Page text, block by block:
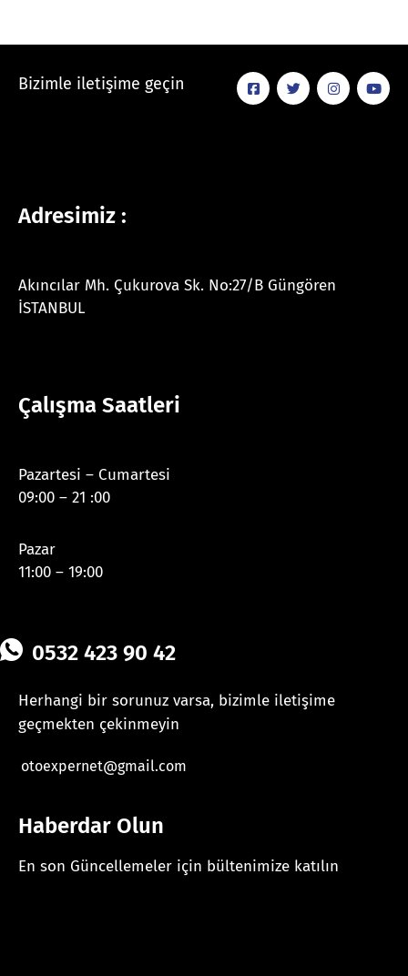
Bizimle iletişime geçin
Adresimiz :
Akıncılar Mh. Çukurova Sk. No:27/B Güngören
İSTANBUL
Çalışma Saatleri
Pazartesi – Cumartesi
09:00 – 21 :00
Pazar
11:00 – 19:00
0532 423 90 42
Herhangi bir sorunuz varsa, bizimle iletişime
geçmekten çekinmeyin
otoexpernet@gmail.com
Haberdar Olun
En son Güncellemeler için bültenimize katılın